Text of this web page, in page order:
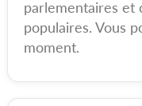
parlementaires et
populaires. Vous
moment.